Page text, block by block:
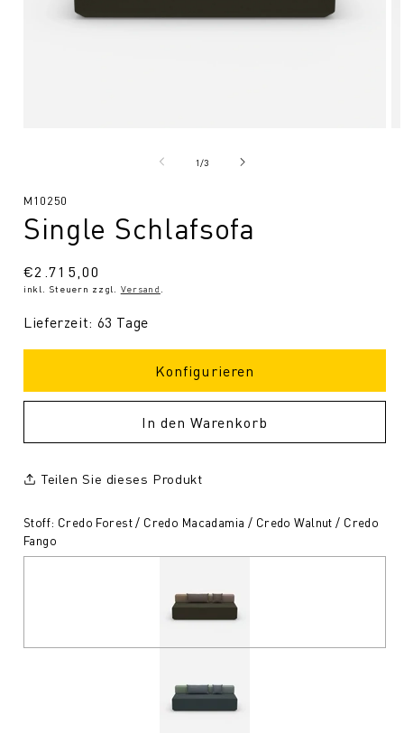
1/von
3
SKU:
M10250
Single Schlafsofa
Normaler
Preis
€2.715,00
inkl. Steuern zzgl. Versand
Lieferzeit: 63 Tage
Konfigurieren
In den Warenkorb
Teilen Sie dieses Produkt
Stoff: Credo Forest / Credo Macadamia / Credo Walnut / Credo
Fango